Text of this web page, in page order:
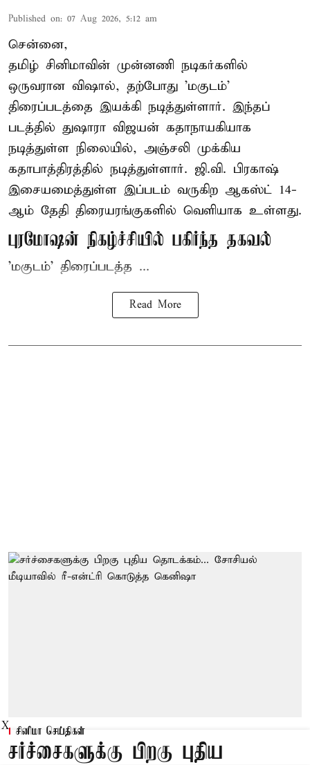
Published on: 07 Aug 2026, 5:12 am
சென்னை,
தமிழ் சினிமாவின் முன்னணி நடிகர்களில்
ஒருவரான விஷால், தற்போது 'மகுடம்'
திரைப்படத்தை இயக்கி நடித்துள்ளார். இந்தப்
படத்தில் துஷாரா விஜயன் கதாநாயகியாக
நடித்துள்ள நிலையில், அஞ்சலி முக்கிய
கதாபாத்திரத்தில் நடித்துள்ளார். ஜி.வி. பிரகாஷ்
இசையமைத்துள்ள இப்படம் வருகிற ஆகஸ்ட் 14-
ஆம் தேதி திரையரங்குகளில் வெளியாக உள்ளது.
புரமோஷன் நிகழ்ச்சியில் பகிர்ந்த தகவல்
'மகுடம்' திரைப்படத்த ...
Read More
சினிமா செய்திகள்
சர்ச்சைகளுக்கு பிறகு புதிய
X